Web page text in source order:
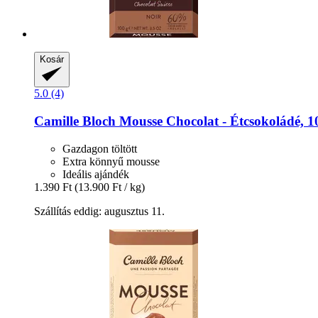
Kosár
5.0 (4)
Camille Bloch Mousse Chocolat -​ Étcsokoládé,
Gazdagon töltött
Extra könnyű mousse
Ideális ajándék
1.390 Ft (13.900 Ft / kg)
Szállítás eddig: augusztus 11.